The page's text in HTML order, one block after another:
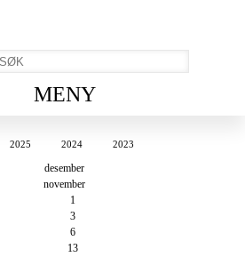
MENY
2025 2024 2023
desember
november
1
3
6
13